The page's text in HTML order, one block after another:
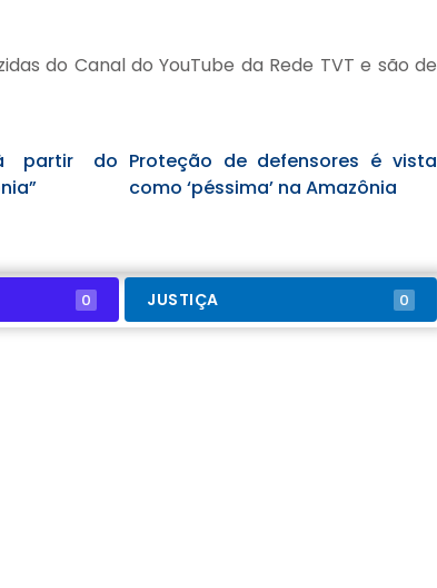
do Canal do YouTube da Rede TVT e são de
partir do Proteção de defensores é vista
como ‘péssima’ na Amazônia
0 JUSTIÇA 0